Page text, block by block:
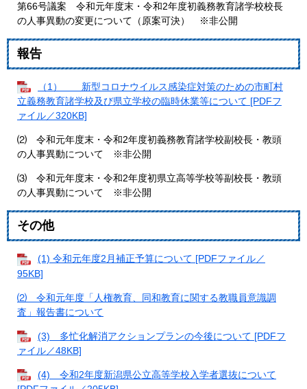
第66号議案 令和元年度末・令和2年度初義務教育諸学校校長
の人事異動の変更について（原案可決） ※非公開
報告
（1） 新型コロナウイルス感染症対策のための市町村
立義務教育諸学校及び県立学校の臨時休業等について [PDFフ
ァイル／320KB]
⑵ 令和元年度末・令和2年度初義務教育諸学校副校長・教頭
の人事異動について ※非公開
⑶ 令和元年度末・令和2年度初県立高等学校等副校長・教頭
の人事異動について ※非公開
その他
(1) 令和元年度2月補正予算について [PDFファイル／
95KB]
⑵ 令和元年度「人権教育、同和教育に関する教職員意識調
査」報告書について
(3) 多忙化解消アクションプランの今後について [PDFフ
ァイル／48KB]
(4) 令和2年度新潟県公立高等学校入学者選抜について